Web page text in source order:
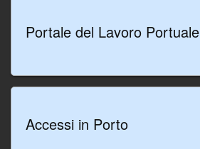
l’Autorità di
Sistema
Portuale del
Mar Ionio.
Portale del Lavoro Portuale
Accessi in Porto